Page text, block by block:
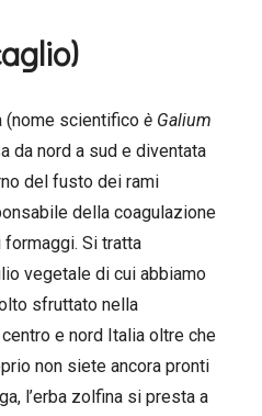
(nome scientifico è Galium
da nord a sud e diventata
del fusto dei rami
della coagulazione
Si tratta
vegetale di cui abbiamo
sfruttato nella
e nord Italia oltre che
non siete ancora pronti
l’erba zolfina si presta a